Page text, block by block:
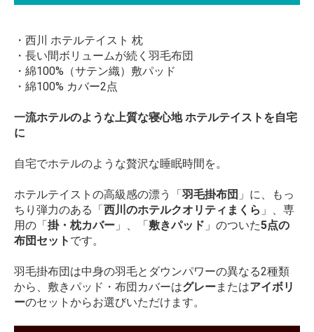
・西川 ホテルテイスト 枕
・長い間ボリュームが続く羽毛布団
・綿100%（サテン織）敷パッド
・綿100% カバー2点
一流ホテルのような上質な寝心地 ホテルテイストを自宅
に
自宅でホテルのような贅沢な睡眠時間を。
ホテルテイストの高級感の漂う「羽毛掛布団 」に、もっ
ちり弾力のある「西川のホテルクオリティまくら 」、専
用の「掛・枕カバー 」、「敷きパッド 」のついた5点の
布団セット です。
羽毛掛布団は中身の羽毛とダウンパワーの異なる2種類
から、敷きパッド・布団カバーはグレーまたはアイボリ
ーのセットからお選びいただけます。